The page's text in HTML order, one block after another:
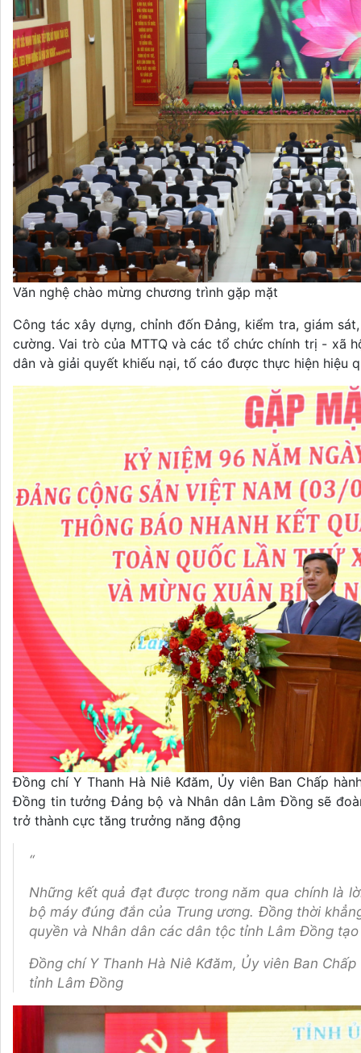
Văn nghệ chào mừng chương trình gặp mặt
Công tác xây dựng, chỉnh đốn Đảng, kiểm tra, giám
cường. Vai trò của MTTQ và các tổ chức chính trị - xã
dân và giải quyết khiếu nại, tố cáo được thực hiện hiệu
Đồng chí Y Thanh Hà Niê Kđăm, Ủy viên Ban Chấp
Đồng tin tưởng Đảng bộ và Nhân dân Lâm Đồng sẽ
trở thành cực tăng trưởng năng động
“
Những kết quả đạt được trong năm qua chính là
bộ máy đúng đắn của Trung ương. Đồng thời
quyền và Nhân dân các dân tộc tỉnh Lâm Đồng
Đồng chí Y Thanh Hà Niê Kđăm, Ủy viên Ban
tỉnh Lâm Đồng